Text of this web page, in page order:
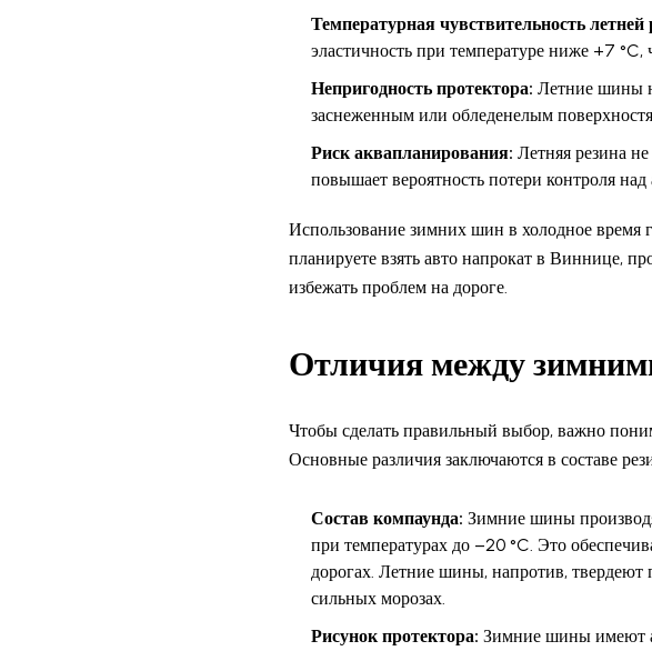
Температурная чувствительность летней
эластичность при температуре ниже +7 °C,
Непригодность протектора: Летние шины
заснеженным или обледенелым
Риск аквапланирования: Летняя резина
повышает вероятность потери контроля
Использование зимних шин в холодное время
планируете взять авто напрокат в Виннице,
избежать проблем на дороге.
Отличия между
Чтобы сделать правильный выбор, важно
Основные различия заключаются в составе
Состав компаунда: Зимние шины
при температурах до –20 °C. Это
дорогах. Летние шины, напротив, твердеют
сильных морозах.
Рисунок протектора: Зимние шины имеют